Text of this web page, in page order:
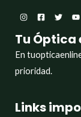
Tu Óptica
En
prioridad.
Links